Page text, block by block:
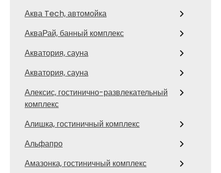
Аква Tech, автомойка
АкваРай, банный комплекс
Акватория, сауна
Акватория, сауна
Алексис, гостинично-развлекательный
комплекс
Алишка, гостиничный комплекс
Альфапро
Амазонка, гостиничный комплекс